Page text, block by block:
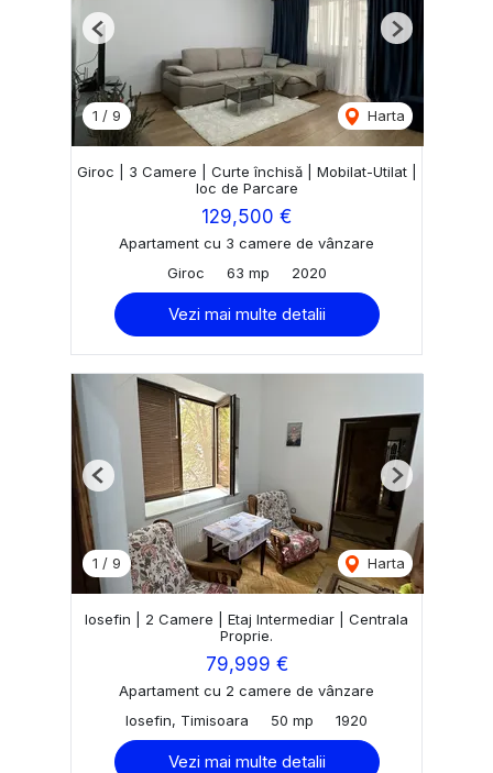
1 / 9 Harta
Previous Next
Giroc | 3 Camere | Curte închisă | Mobilat-Utilat |
loc de Parcare
129,500 €
Apartament cu 3 camere de vânzare
Giroc
63 mp 2020
Vezi mai multe detalii
1 / 9 Harta
Previous Next
Iosefin | 2 Camere | Etaj Intermediar | Centrala
Proprie.
79,999 €
Apartament cu 2 camere de vânzare
Iosefin, Timisoara
50 mp 1920
Vezi mai multe detalii